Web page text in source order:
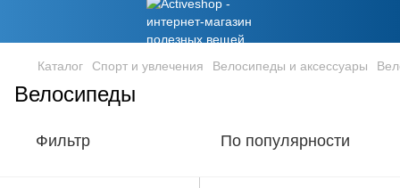
Каталог Спорт и увлечения Велосипеды и аксессуары
Велосипеды
Фильтр По популярности